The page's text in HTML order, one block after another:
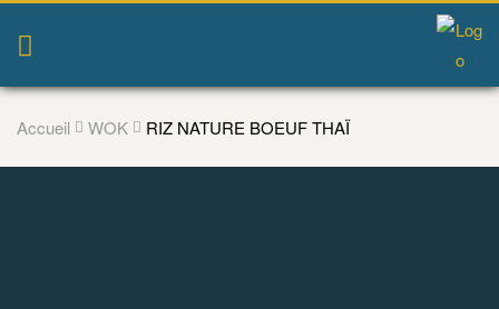
Accueil WOK RIZ NATURE BOEUF THAÏ